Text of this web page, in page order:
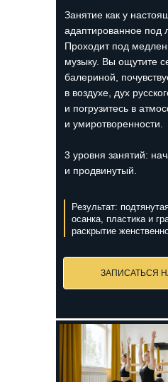
Занятие как у
адаптированное под
Проходит под
музыку. Вы ощутите
балериной,
в воздухе, дух
и погрузитесь в
и умиротворенности.
3 уровня занятий:
и продвинутый.
Результат:
осанка, пластика и
раскрытие
ЗАПИСАТЬСЯ